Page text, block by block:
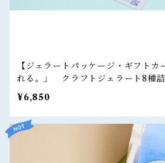
【ジェラートパッケージ・ギフト
れる。」 クラフトジェラート8種
¥6,850